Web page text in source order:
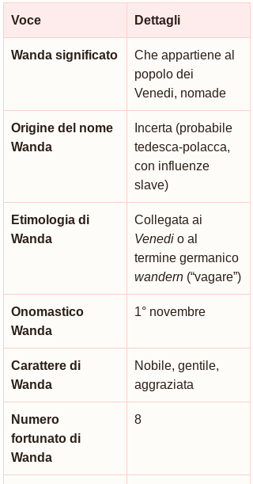
Voce Dettagli
Wanda significato
Che appartiene al
popolo dei
Venedi, nomade
Origine del nome
Wanda
Incerta (probabile
tedesca-polacca,
con influenze
slave)
Etimologia di
Wanda
Collegata ai
Venedi o al
termine germanico
wandern (“vagare”)
Onomastico
Wanda
1° novembre
Carattere di
Wanda
Nobile, gentile,
aggraziata
Numero
fortunato di
Wanda
8